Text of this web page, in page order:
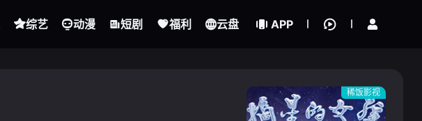
综艺 动漫 短剧 福利 云盘 APP
稀饭影视